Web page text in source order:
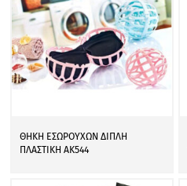
ΘΗΚΗ ΕΣΩΡΟΥΧΩΝ ΔΙΠΛΗ
ΠΛΑΣΤΙΚΗ ΑΚ544